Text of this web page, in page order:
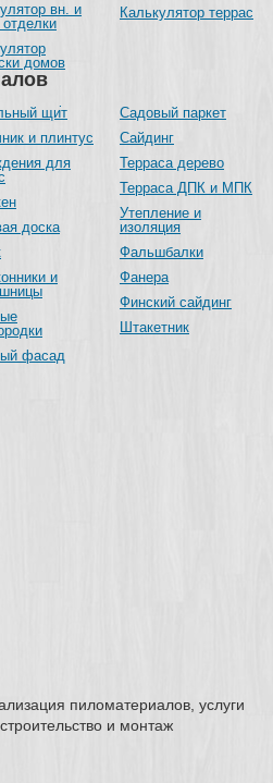
щит
и плинтус
для
доска
и
фасад
Садовый паркет
Сайдинг
Терраса дерево
Терраса ДПК и МПК
Утепление и
изоляция
Фальшбалки
Фанера
Финский сайдинг
Штакетник
вн. и
домов
Калькулятор террас
пиломатериалов, услуги
и монтаж